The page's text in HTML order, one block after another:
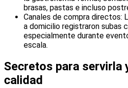
brasas, pastas e incluso
Canales de compra directos:
a domicilio registraron subas
especialmente durante
escala.
Secretos para servirla
calidad